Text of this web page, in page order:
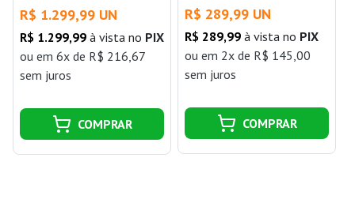
R$ 1.299,99 UN
R$ 1.299,99 à vista no PIX
ou em 6x de R$ 216,67
sem juros
COMPRAR
R$ 289,99 UN
R$ 289,99 à vista no PIX
ou em 2x de R$ 145,00
sem juros
COMPRAR